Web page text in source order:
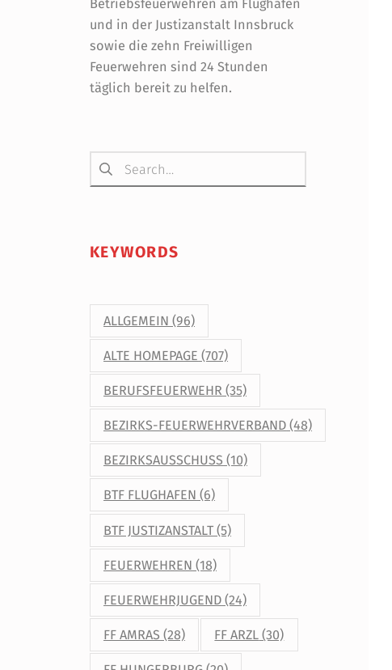
Betriebsfeuerwehren am Flughafen
und in der Justizanstalt Innsbruck
sowie die zehn Freiwilligen
Feuerwehren sind 24 Stunden
täglich bereit zu helfen.
Suchen nach:
KEYWORDS
ALLGEMEIN (96)
ALTE HOMEPAGE (707)
BERUFSFEUERWEHR (35)
BEZIRKS-FEUERWEHRVERBAND (48)
BEZIRKSAUSSCHUSS (10)
BTF FLUGHAFEN (6)
BTF JUSTIZANSTALT (5)
FEUERWEHREN (18)
FEUERWEHRJUGEND (24)
FF AMRAS (28) FF ARZL (30)